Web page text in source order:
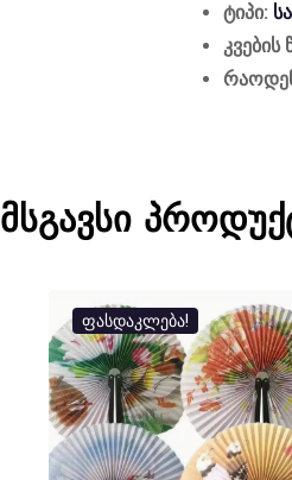
ტიპი:
კვების
მსგავსი
ფასდაკლება!